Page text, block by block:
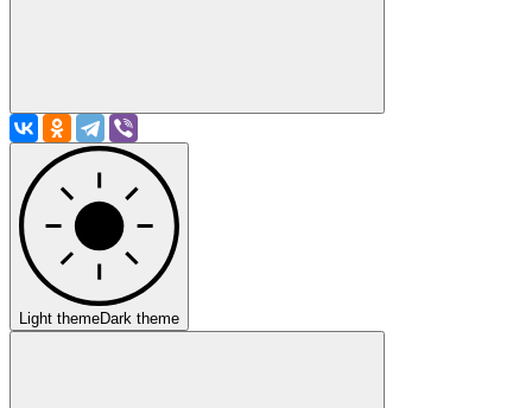
Light themeDark theme